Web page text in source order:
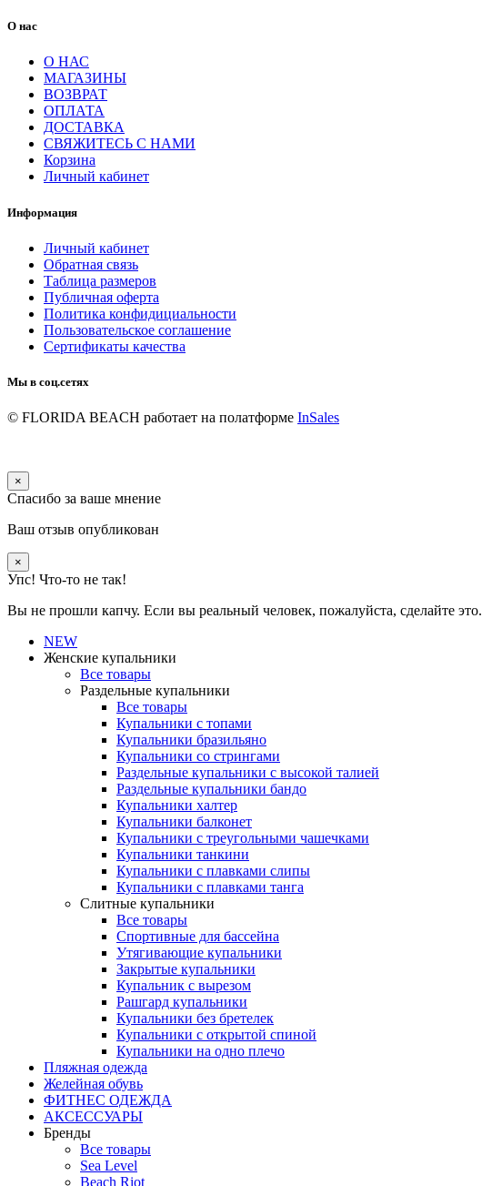
О нас
О НАС
МАГАЗИНЫ
ВОЗВРАТ
ОПЛАТА
ДОСТАВКА
СВЯЖИТЕСЬ С НАМИ
Корзина
Личный кабинет
Информация
Личный кабинет
Обратная связь
Таблица размеров
Публичная оферта
Политика конфидициальности
Пользовательское соглашение
Сертификаты качества
Мы в соц.сетях
© FLORIDA BEACH работает на полатформе InSales
×
Спасибо за ваше мнение
Ваш отзыв опубликован
×
Упс! Что-то не так!
Вы не прошли капчу. Если вы реальный человек, пожалуйста, сделайте это.
NEW
Женские купальники
Все товары
Раздельные купальники
Все товары
Купальники с топами
Купальники бразильяно
Купальники со стрингами
Раздельные купальники с высокой талией
Раздельные купальники бандо
Купальники халтер
Купальники балконет
Купальники с треугольными чашечками
Купальники танкини
Купальники с плавками слипы
Купальники с плавками танга
Слитные купальники
Все товары
Спортивные для бассейна
Утягивающие купальники
Закрытые купальники
Купальник с вырезом
Рашгард купальники
Купальники без бретелек
Купальники с открытой спиной
Купальники на одно плечо
Пляжная одежда
Желейная обувь
ФИТНЕС ОДЕЖДА
АКСЕССУАРЫ
Бренды
Все товары
Sea Level
Beach Riot